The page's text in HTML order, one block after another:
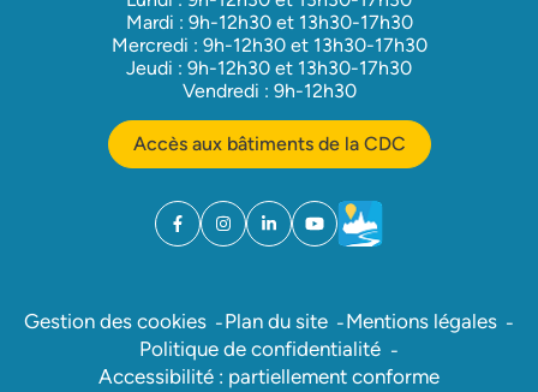
Mardi : 9h-12h30 et 13h30-17h30
Mercredi : 9h-12h30 et 13h30-17h30
Jeudi : 9h-12h30 et 13h30-17h30
Vendredi : 9h-12h30
Accès aux bâtiments de la CDC
Facebook
(ouverture dans un nouvel onglet)
Instagram
(ouverture dans un nouvel onglet)
Linkedin
(ouverture dans un nouvel onglet)
YouTube
(ouverture dans un nouvel
Météo
(ouverture dans un
Gestion des cookies Plan du site
Mentions légales
Politique de confidentialité
Accessibilité : partiellement conforme